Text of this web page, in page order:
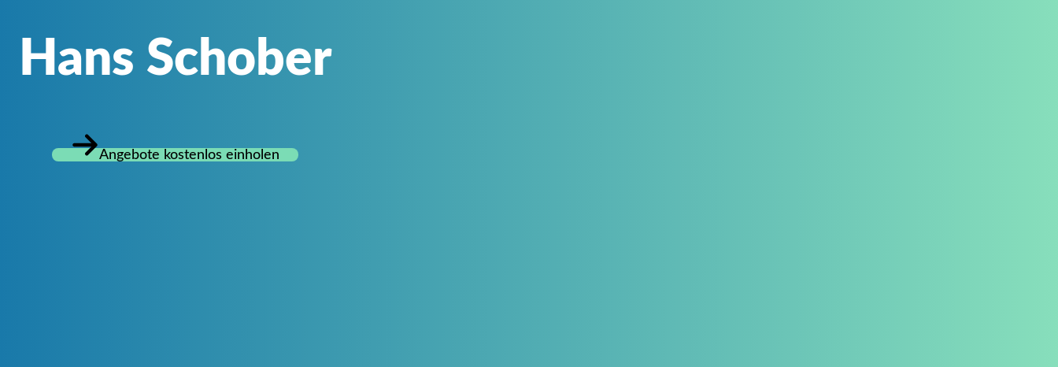
Hans Schober
Angebote kostenlos einholen